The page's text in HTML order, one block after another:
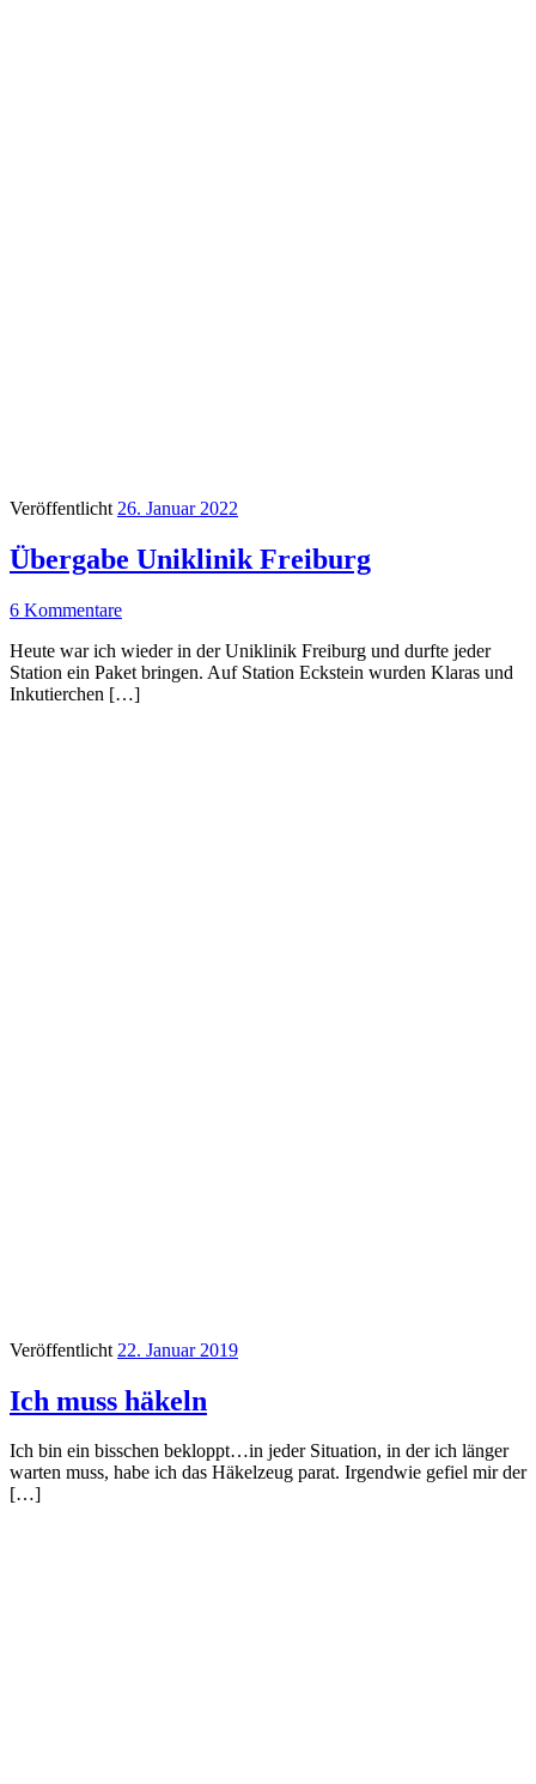
Veröffentlicht 26. Januar 2022
Übergabe Uniklinik Freiburg
6 Kommentare
Heute war ich wieder in der Uniklinik Freiburg und durfte jeder
Station ein Paket bringen. Auf Station Eckstein wurden Klaras und
Inkutierchen […]
Veröffentlicht 22. Januar 2019
Ich muss häkeln
Ich bin ein bisschen bekloppt…in jeder Situation, in der ich länger
warten muss, habe ich das Häkelzeug parat. Irgendwie gefiel mir der
[…]